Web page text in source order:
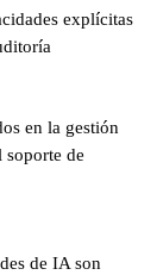
explícitas
en la gestión
de
de IA son